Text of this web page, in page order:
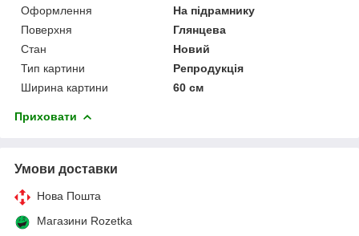
Оформлення
На підрамнику
Поверхня
Глянцева
Стан
Новий
Тип картини
Репродукція
Ширина картини
60 см
Приховати
Умови доставки
Нова Пошта
Магазини Rozetka